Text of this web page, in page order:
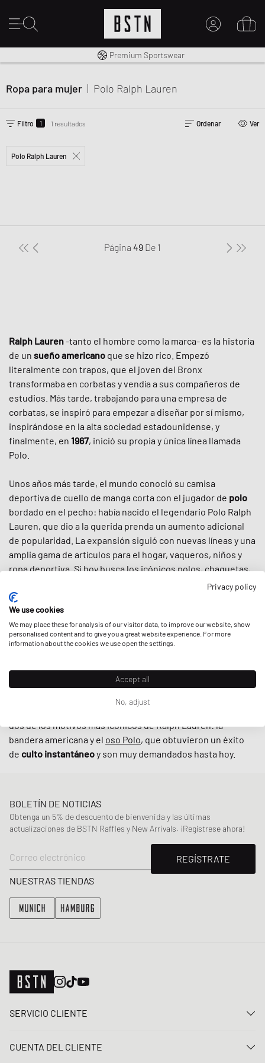
Envío gratuito a España desde € 100
Premium Sportswear
Ropa para mujer | Polo Ralph Lauren
Filtro 1 1 resultados Ordenar Ver
Polo Ralph Lauren
Página 49 De 1
Ralph Lauren-tanto el hombre como la marca- es la historia
de un sueño americano que se hizo rico. Empezó
literalmente con trapos, que el joven del Bronx
transformaba en corbatas y vendía a sus compañeros de
estudios. Más tarde, trabajando para una empresa de
corbatas, se inspiró para empezar a diseñar por sí mismo,
inspirándose en la alta sociedad estadounidense, y
finalmente, en 1967, inició su propia y única línea llamada
Polo.
Unos años más tarde, el mundo conoció su camisa
deportiva de cuello de manga corta con el jugador de polo
bordado en el pecho: había nacido el legendario Polo Ralph
Lauren, que dio a la querida prenda un aumento adicional
de popularidad. La expansión siguió con nuevas líneas y una
amplia gama de artículos para el hogar, vaqueros, niños y
ropa deportiva. Si hoy busca losicónicos polos,chaquetas,
, Polo Ralph Lauren no
dejará nada que desear.
De los punks a los skaters, de los universitarios de la Ivy
League a los raperos del hip hop: Polo Ralph Lauren se hizo
de los 80 y los 90. Especialmente uno de los valores
centrales de la marca, la idea de que se puede empezar de
la nada y llegar a ser algo, se reflejó en la narrativa del rap.
dos de los motivos más icónicos de Ralph Lauren: la
bandera americana y el oso Polo, que obtuvieron un éxito
de culto instantáneoy son muy demandados hasta hoy.
BOLETÍN DE NOTICIAS
Obtenga un 5% de descuento de bienvenida y las últimas
actualizaciones de BSTN Raffles y New Arrivals. ¡Regístrese ahora!
Correo electrónico
REGÍSTRATE
NUESTRAS TIENDAS
SERVICIO CLIENTE
Preguntas frecuentes
CUENTA DEL CLIENTE
Privacy policy
We use cookies
We may place these for analysis of our visitor data, to improve our website, show
personalised content and to give you a great website experience. For more
information about the cookies we use open the settings.
Accept all
No, adjust